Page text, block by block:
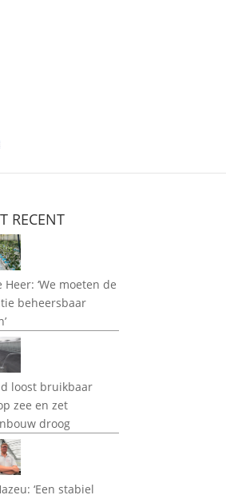
RECENT
Heer: ‘We moeten de
beheersbaar
loost bruikbaar
zee en zet
droog
‘Een stabiel